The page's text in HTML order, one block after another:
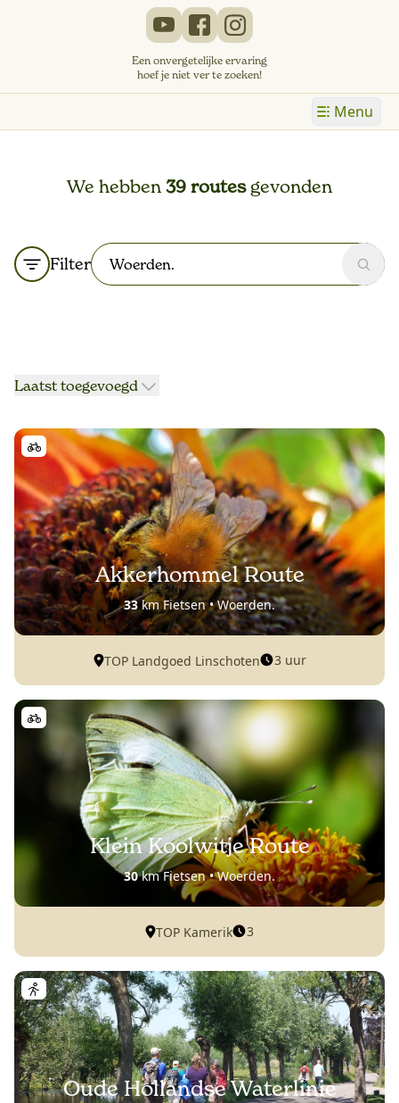
Een onvergetelijke ervaring
hoef je niet ver te zoeken!
Menu
We hebben39 routesgevonden
Filter
Laatst toegevoegd
Akkerhommel Route
33km Fietsen • Woerden.
TOP Landgoed Linschoten 3 uur
Klein Koolwitje Route
30km Fietsen • Woerden.
TOP Kamerik 3
Oude Hollandse Waterlinie